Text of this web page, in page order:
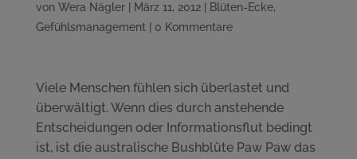
von Wera Nägler| März 11, 2012| Blüten-Ecke,
Gefühlsmanagement
0 Kommentare
Viele Menschen fühlen sich überlastet und
überwältigt. Wenn dies durch anstehende
Entscheidungen oder Informationsflut bedingt
ist, ist die australische Bushblüte Paw Paw das